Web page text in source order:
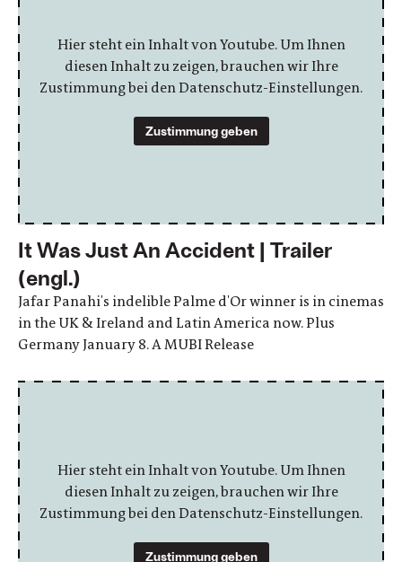
Hier steht ein Inhalt von Youtube. Um Ihnen
diesen Inhalt zu zeigen, brauchen wir Ihre
Zustimmung bei den Datenschutz-Einstellungen.
Zustimmung geben
It Was Just An Accident | Trailer
(engl.)
Jafar Panahi's indelible Palme d'Or winner is in cinemas
in the UK & Ireland and Latin America now. Plus
Germany January 8. A MUBI Release
Hier steht ein Inhalt von Youtube. Um Ihnen
diesen Inhalt zu zeigen, brauchen wir Ihre
Zustimmung bei den Datenschutz-Einstellungen.
Zustimmung geben